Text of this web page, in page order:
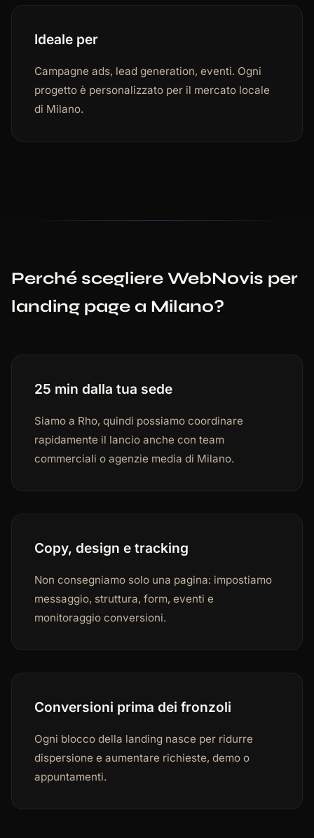
Ideale per
Campagne ads, lead generation, eventi. Ogni
progetto è personalizzato per il mercato locale
di Milano.
Perché scegliere WebNovis per
landing page a Milano?
25 min dalla tua sede
Siamo a Rho, quindi possiamo coordinare
rapidamente il lancio anche con team
commerciali o agenzie media di Milano.
Copy, design e tracking
Non consegniamo solo una pagina: impostiamo
messaggio, struttura, form, eventi e
monitoraggio conversioni.
Conversioni prima dei fronzoli
Ogni blocco della landing nasce per ridurre
dispersione e aumentare richieste, demo o
appuntamenti.